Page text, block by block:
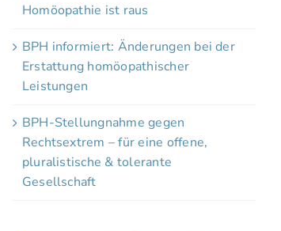
Homöopathie ist raus
BPH informiert: Änderungen bei der
Erstattung homöopathischer
Leistungen
BPH-Stellungnahme gegen
Rechtsextrem – für eine offene,
pluralistische & tolerante
Gesellschaft